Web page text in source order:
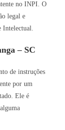
no INPI. O
legal e
Intelectual.
– SC
de instruções
por um
Ele é